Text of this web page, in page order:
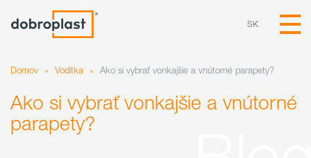
SK
Domov » Vodítka » Ako si vybrať vonkajšie a vnútorné parapety?
Ako si vybrať vonkajšie a vnútorné
parapety?